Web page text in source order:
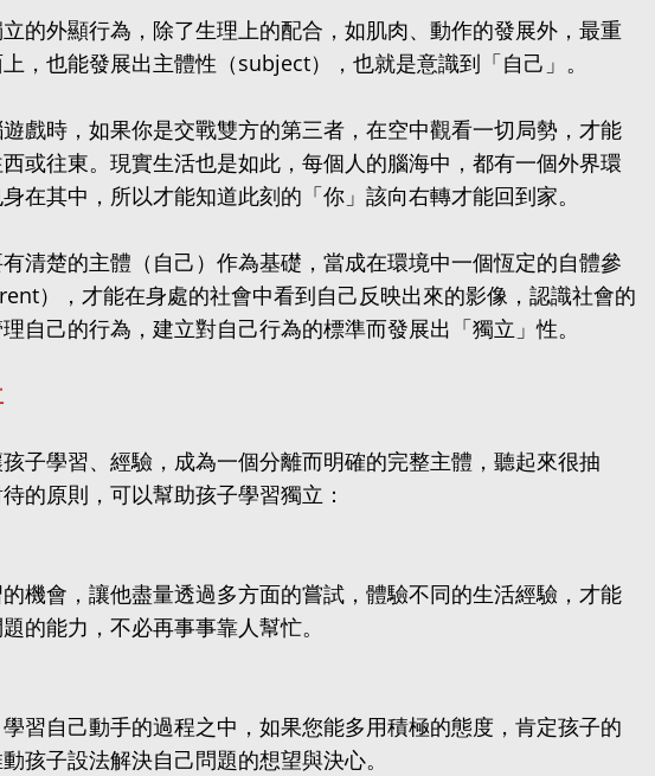
的外顯行為，除了生理上的配合，如肌肉、動作的發展外，最重
，也能發展出主體性（subject），也就是意識到「自己」。
戲時，如果你是交戰雙方的第三者，在空中觀看一切局勢，才能
或往東。現實生活也是如此，每個人的腦海中，都有一個外界環
在其中，所以才能知道此刻的「你」該向右轉才能回到家。
清楚的主體（自己）作為基礎，當成在環境中一個恆定的自體參
），才能在身處的社會中看到自己反映出來的影像，認識社會的
自己的行為，建立對自己行為的標準而發展出「獨立」性。
孩子學習、經驗，成為一個分離而明確的完整主體，聽起來很抽
的原則，可以幫助孩子學習獨立：
機會，讓他盡量透過多方面的嘗試，體驗不同的生活經驗，才能
的能力，不必再事事靠人幫忙。
習自己動手的過程之中，如果您能多用積極的態度，肯定孩子的
孩子設法解決自己問題的想望與決心。